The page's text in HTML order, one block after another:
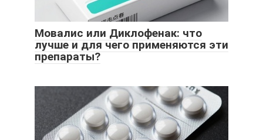
Мовалис или Диклофенак: что
лучше и для чего применяются эти
препараты?